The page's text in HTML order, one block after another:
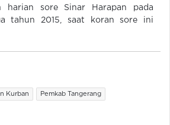
harian sore Sinar Harapan pada
tahun 2015, saat koran sore ini
Kurban Pemkab Tangerang